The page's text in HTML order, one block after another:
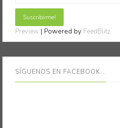
Preview | Powered by FeedBlitz
SÍGUENOS EN FACEBOOK...